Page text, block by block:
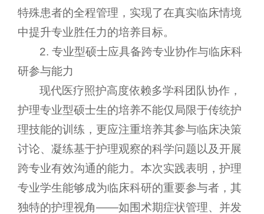
特殊患者的全程管理，实现了在真实临床情境
中提升专业胜任力的培养目标。
2. 专业型硕士应具备跨专业协作与临床科
研参与能力
现代医疗照护高度依赖多学科团队协作，
护理专业型硕士生的培养不能仅局限于传统护
理技能的训练，更应注重培养其参与临床决策
讨论、凝练基于护理观察的科学问题以及开展
跨专业有效沟通的能力。本次实践表明，护理
专业学生能够成为临床科研的重要参与者，其
独特的护理视角——如围术期症状管理、并发